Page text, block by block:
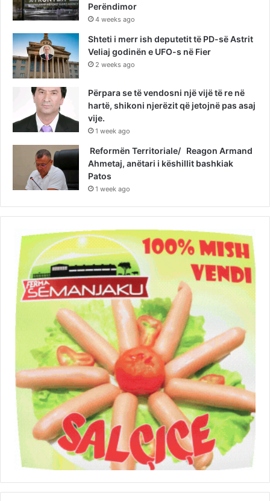
Perëndimor
4 weeks ago
Shteti i merr ish deputetit të PD-së Astrit
Veliaj godinën e UFO-s në Fier
2 weeks ago
Përpara se të vendosni një vijë të re në
hartë, shikoni njerëzit që jetojnë pas asaj
vije.
1 week ago
Reformën Territoriale/ Reagon Armand
Ahmetaj, anëtari i këshillit bashkiak
Patos
1 week ago